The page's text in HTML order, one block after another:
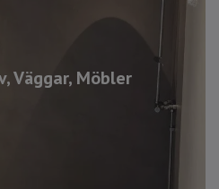
Väggar, Möbler